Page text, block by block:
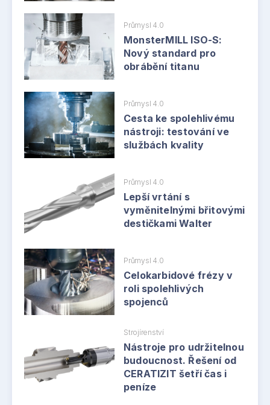
Průmysl 4.0
MonsterMlLL ISO-S:
Nový standard pro
obrábění titanu
Průmysl 4.0
Cesta ke spolehlivému
nástroji: testování ve
službách kvality
Průmysl 4.0
Lepší vrtání s
vyměnitelnými břitovými
destičkami Walter
Průmysl 4.0
Celokarbidové frézy v
roli spolehlivých
spojenců
Strojírenství
Nástroje pro udržitelnou
budoucnost. Řešení od
CERATIZIT šetří čas i
peníze